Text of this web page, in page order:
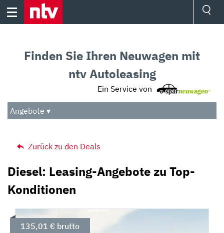
Skip
Audio
Das Beste
Finden Sie Ihren Neuwagen mit
ntv Autoleasing
Ein Service von
Angebote ▾
Zurück zu den Deals
Diesel: Leasing-Angebote zu Top-
Konditionen
135,01 € brutto